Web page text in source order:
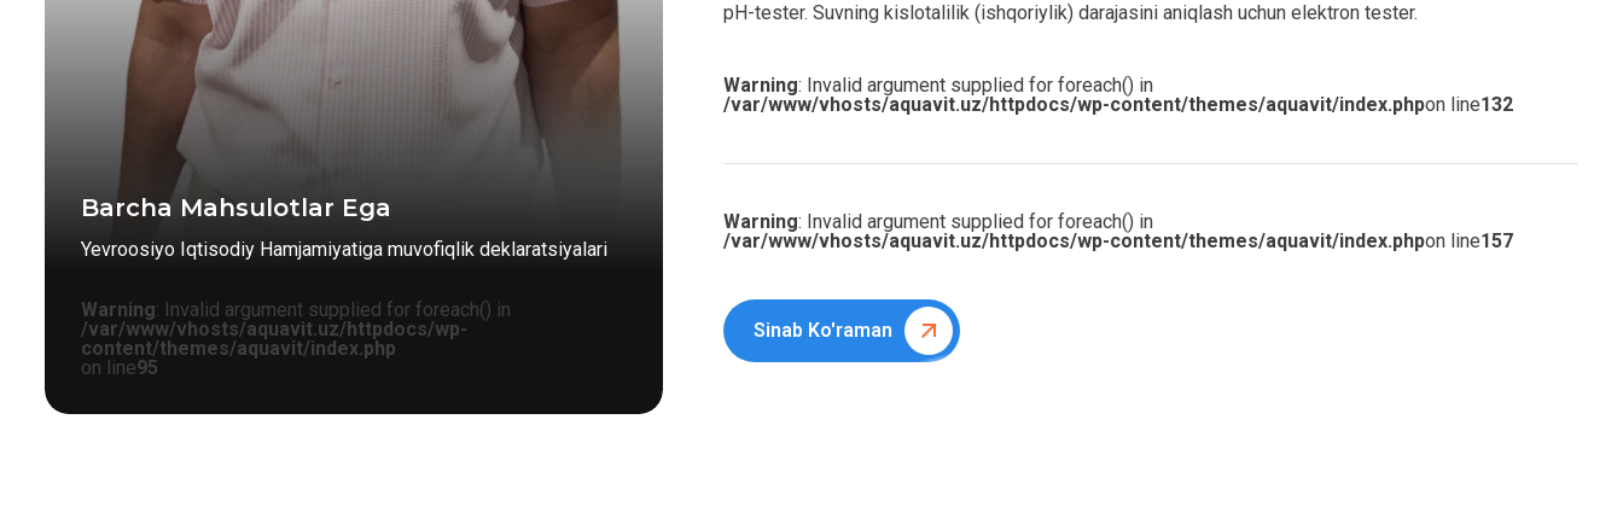
Barcha Mahsulotlar Ega
Yevroosiyo Iqtisodiy Hamjamiyatiga muvofiqlik deklaratsiyalari
Warning: Invalid argument supplied for foreach() in
/var/www/vhosts/aquavit.uz/httpdocs/wp-
content/themes/aquavit/index.php
on line95
pH-tester. Suvning kislotalilik (ishqoriylik) darajasini aniqlash uchun elektron tester.
Warning: Invalid argument supplied for foreach() in
/var/www/vhosts/aquavit.uz/httpdocs/wp-content/themes/aquavit/index.phpon line132
Warning: Invalid argument supplied for foreach() in
/var/www/vhosts/aquavit.uz/httpdocs/wp-content/themes/aquavit/index.phpon line157
Sinab Ko'raman